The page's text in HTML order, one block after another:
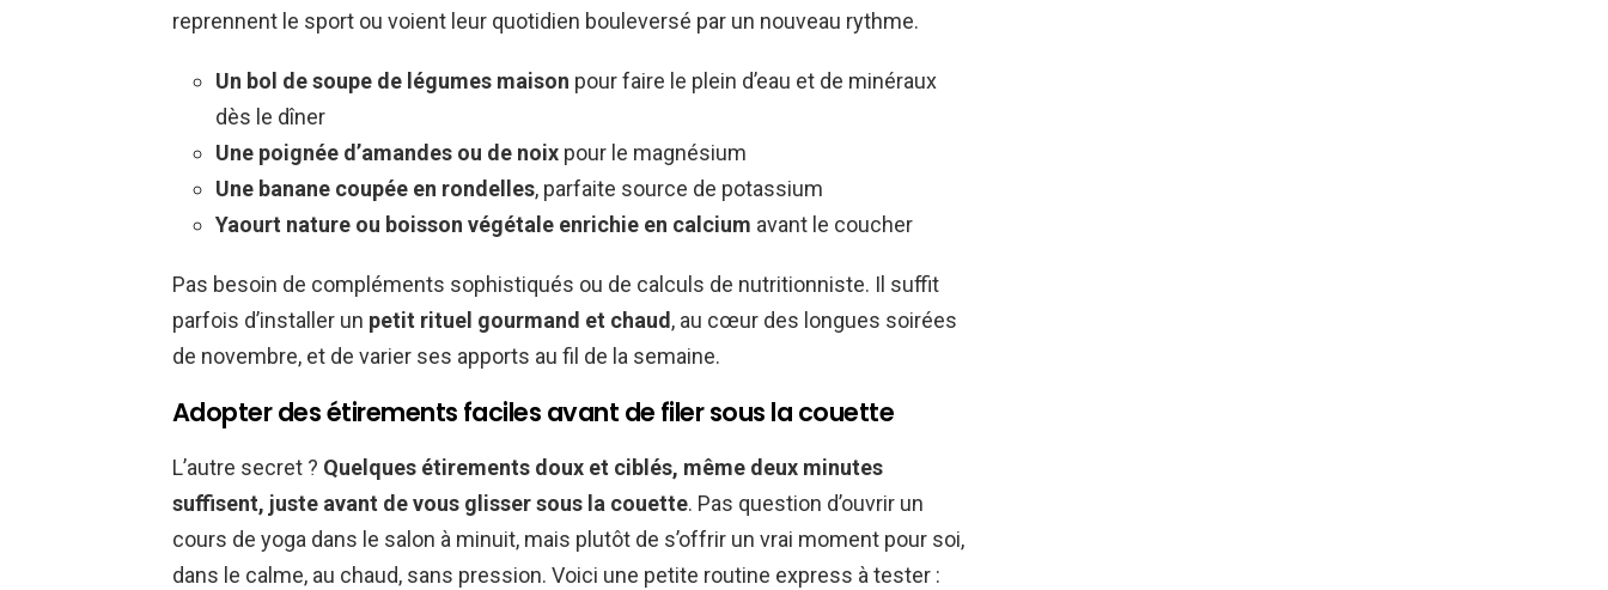
reprennent le sport ou voient leur quotidien bouleversé par un nouveau rythme.
Un bol de soupe de légumes maison pour faire le plein d’eau et de minéraux
dès le dîner
Une poignée d’amandes ou de noix pour le magnésium
Une banane coupée en rondelles, parfaite source de potassium
Yaourt nature ou boisson végétale enrichie en calcium avant le coucher
Pas besoin de compléments sophistiqués ou de calculs de nutritionniste. Il suffit
parfois d’installer un petit rituel gourmand et chaud, au cœur des longues soirées
de novembre, et de varier ses apports au fil de la semaine.
Adopter des étirements faciles avant de filer sous la couette
L’autre secret ? Quelques étirements doux et ciblés, même deux minutes
suffisent, juste avant de vous glisser sous la couette. Pas question d’ouvrir un
cours de yoga dans le salon à minuit, mais plutôt de s’offrir un vrai moment pour soi,
dans le calme, au chaud, sans pression. Voici une petite routine express à tester :